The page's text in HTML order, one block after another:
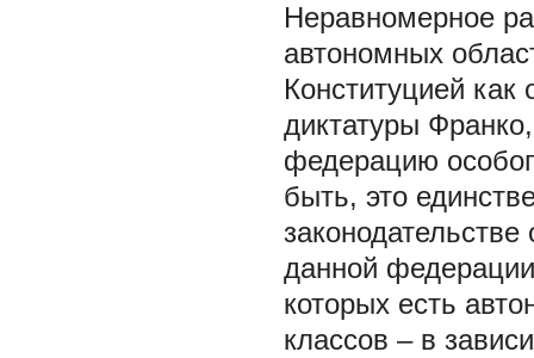
Неравномерное
автономных
Конституцией как
диктатуры
федерацию
быть, это
законодательстве
данной
которых есть
классов – в